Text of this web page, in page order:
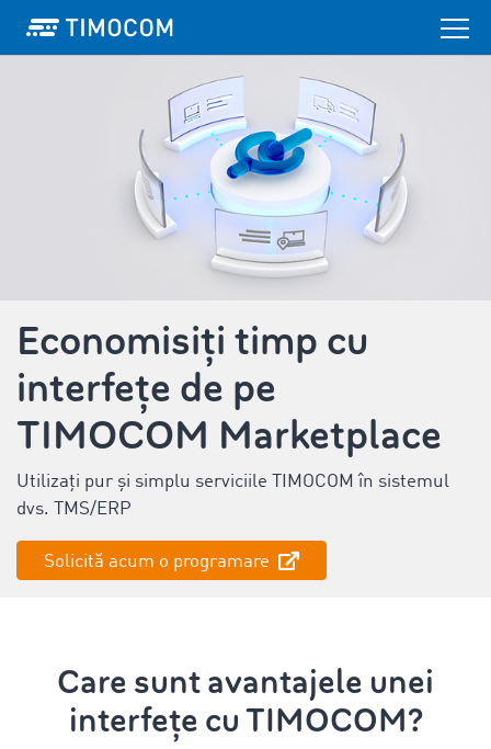
Economisiți timp cu
interfețe de pe
TIMOCOM Marketplace
Utilizați pur și simplu serviciile TIMOCOM în sistemul
dvs. TMS/ERP
Solicită acum o programare
Care sunt avantajele unei
interfețe cu TIMOCOM?